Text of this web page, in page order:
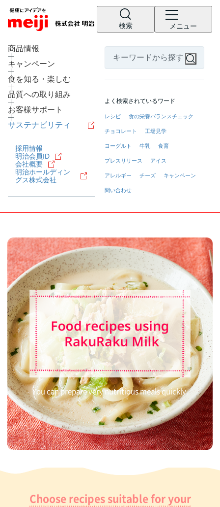
検索 メニュー
商品情報
キャンペーン
食を知る・楽しむ
品質への取り組み
お客様サポート
サステナビリティ
採用情報
明治会員ID
会社概要
明治ホールディン
グス株式会社
よく検索されているワード
レシピ 食の栄養バランスチェック
チョコレート 工場見学
ヨーグルト 牛乳 食育
プレスリリース アイス
アレルギー チーズ キャンペーン
問い合わせ
You can prepare very nutritious meals quickly.
Choose recipes suitable for your
LANGUAGE